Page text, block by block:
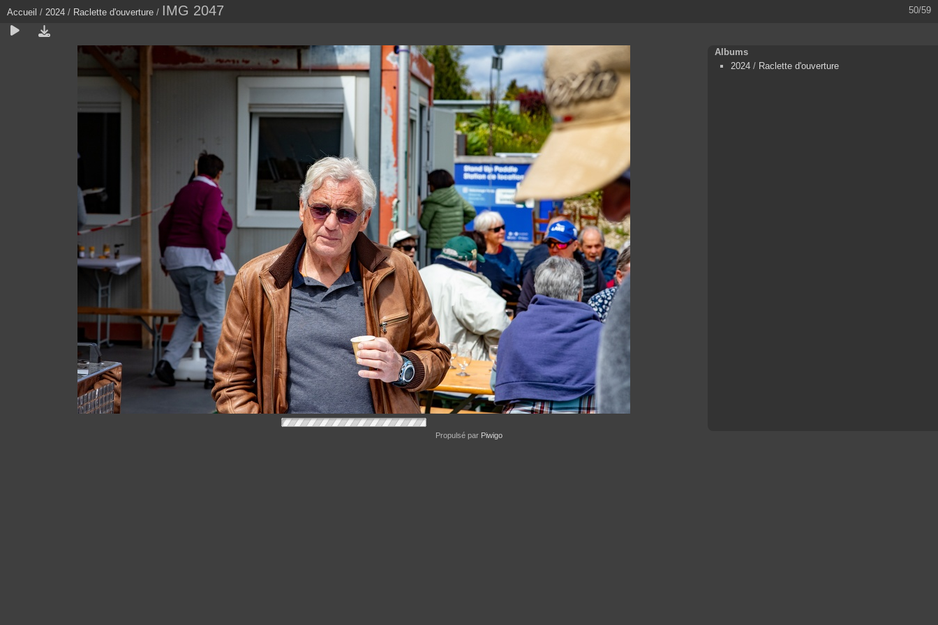
50/59
Accueil / 2024 / Raclette d'ouverture / IMG 2047
Albums
2024 / Raclette d'ouverture
Propulsé par Piwigo